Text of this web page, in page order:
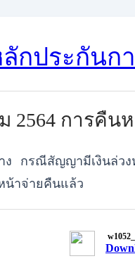
กประกันก
2564 ​การคื
ง กรณีสัญญามีเงินล่วง
น้าจ่ายคืนแล้ว